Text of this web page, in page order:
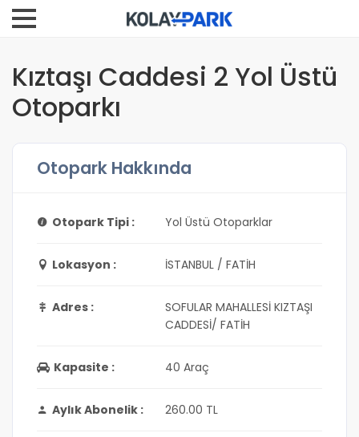
Kıztaşı Caddesi 2 Yol Üstü
Otoparkı
Otopark Hakkında
Otopark Tipi : Yol Üstü Otoparklar
Lokasyon : İSTANBUL / FATİH
Adres :
SOFULAR MAHALLESİ KIZTAŞI
CADDESİ/ FATİH
Kapasite : 40 Araç
Aylık Abonelik : 260.00 TL